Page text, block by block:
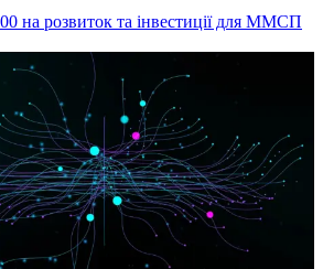
на розвиток та інвестиції для ММСП